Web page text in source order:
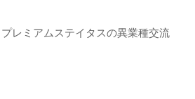
レミアムステイタスの異業種交流